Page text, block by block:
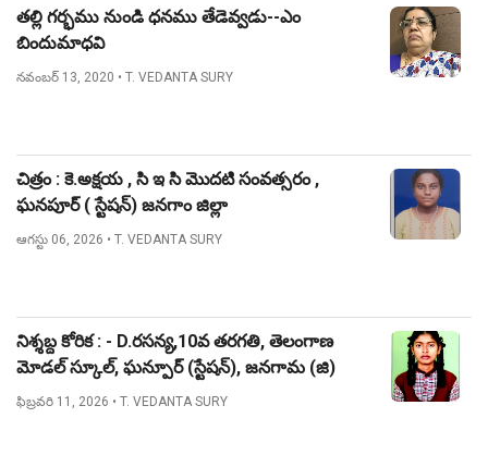
తల్లి గర్భము నుండి ధనము తేడెవ్వడు--ఎం
బిందుమాధవి
నవంబర్ 13, 2020 • T. VEDANTA SURY
చిత్రం : కె.అక్షయ , సి ఇ సి మొదటి సంవత్సరం ,
ఘనపూర్ ( స్టేషన్) జనగాం జిల్లా
ఆగస్టు 06, 2026 • T. VEDANTA SURY
నిశ్శబ్ద కోరిక : - D.రసన్య,10వ తరగతి, తెలంగాణ
మోడల్ స్కూల్, ఘన్పూర్ (స్టేషన్), జనగామ (జి)
ఫిబ్రవరి 11, 2026 • T. VEDANTA SURY